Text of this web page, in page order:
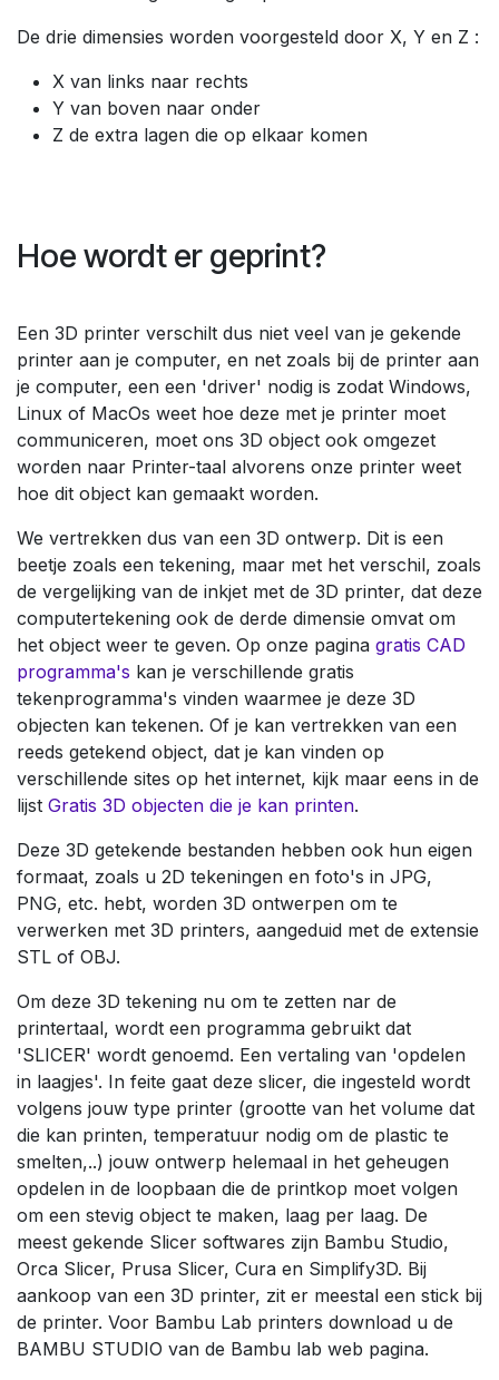
De drie dimensies worden voorgesteld door X, Y en Z :
X van links naar rechts
Y van boven naar onder
Z de extra lagen die op elkaar komen
Hoe wordt er geprint?
Een 3D printer verschilt dus niet veel van je gekende
printer aan je computer, en net zoals bij de printer aan
je computer, een een 'driver' nodig is zodat Windows,
Linux of MacOs weet hoe deze met je printer moet
communiceren, moet ons 3D object ook omgezet
worden naar Printer-taal alvorens onze printer weet
hoe dit object kan gemaakt worden.
We vertrekken dus van een 3D ontwerp. Dit is een
beetje zoals een tekening, maar met het verschil, zoals
de vergelijking van de inkjet met de 3D printer, dat deze
computertekening ook de derde dimensie omvat om
het object weer te geven. Op onze pagina gratis CAD
programma's kan je verschillende gratis
tekenprogramma's vinden waarmee je deze 3D
objecten kan tekenen. Of je kan vertrekken van een
reeds getekend object, dat je kan vinden op
verschillende sites op het internet, kijk maar eens in de
lijst Gratis 3D objecten die je kan printen.
Deze 3D getekende bestanden hebben ook hun eigen
formaat, zoals u 2D tekeningen en foto's in JPG,
PNG, etc. hebt, worden 3D ontwerpen om te
verwerken met 3D printers, aangeduid met de extensie
STL of OBJ.
Om deze 3D tekening nu om te zetten nar de
printertaal, wordt een programma gebruikt dat
'SLICER' wordt genoemd. Een vertaling van 'opdelen
in laagjes'. In feite gaat deze slicer, die ingesteld wordt
volgens jouw type printer (grootte van het volume dat
die kan printen, temperatuur nodig om de plastic te
smelten,..) jouw ontwerp helemaal in het geheugen
opdelen in de loopbaan die de printkop moet volgen
om een stevig object te maken, laag per laag. De
meest gekende Slicer softwares zijn Bambu Studio,
Orca Slicer, Prusa Slicer, Cura en Simplify3D. Bij
aankoop van een 3D printer, zit er meestal een stick bij
de printer. Voor Bambu Lab printers download u de
BAMBU STUDIO van de Bambu lab web pagina.